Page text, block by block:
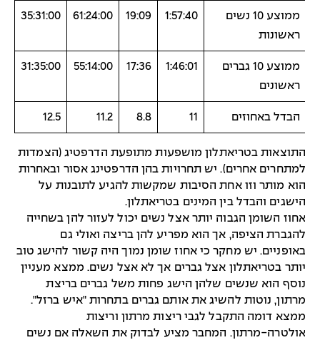
ממוצע 10 נשים
ראשונות
1:57:40
19:09
61:24:00
35:31:00
ממוצע 10 גברים
ראשונים
1:46:01
17:36
55:14:00
31:35:00
הבדל באחוזים 11.2
12.5
התוצאות בטריאתלון מושפעות מתופעת הדרפטיג (הצמדות
למתחרים אחרים). יש תחרויות בהן הדרפטינג אסור ובאחרות
הוא מותר וזו אחת הסיבות שמקשות להגיע לתובנות על
הישגים והבדל בין המינים בטריאתלון.
אחוז השומן הגבוה יותר אצל נשים יכול לעזור להן בשחייה
להגברת הציפה, אך הוא מפריע להן בריצה ואולי גם
באופניים. יש מחקר כי אחוז שומן נמוך היה קשור להישג טוב
יותר בטריאתלון אצל גברים אך לא אצל נשים. ממצא מעניין
נוסף הוא שנשים שלהן הישג פחות משל גברים בריצת
מרתון, נוטות להשיג את אותם גברים בתחרות "איש ברזל".
ממצא דומה התקבל לגבי ריצות מרתון וריצות
אולטרה-מרתון. המחבר מציע לבדוק את השאלה אם נשים